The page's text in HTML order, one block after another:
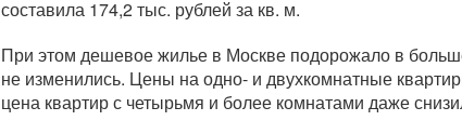
составила 174,2 тыс. рублей за кв. м.
При этом дешевое жилье в Москве подорожало в
не изменились. Цены на одно- и двухкомнатные
цена квартир с четырьмя и более комнатами даже